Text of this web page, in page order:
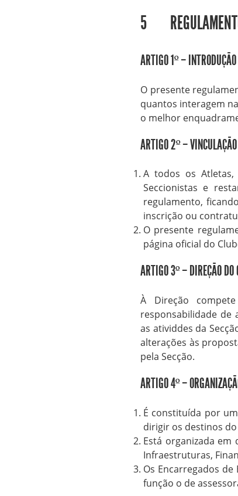
5
ARTIGO 1º – INTRODUÇÃO
O presente
quantos interagem
o melhor
ARTIGO 2º – VINCULAÇÃO
A todos os Atletas,
Seccionistas e
regulamento,
inscrição ou
O presente
página oficial do
ARTIGO 3º – DIREÇÃO DO
À Direção
responsabilidade de
as atividdes da
alterações às
pela Secção.
ARTIGO 4º –
É constituída por
dirigir os destinos
Está organizada em
Infraestruturas,
Os Encarregados
função o de